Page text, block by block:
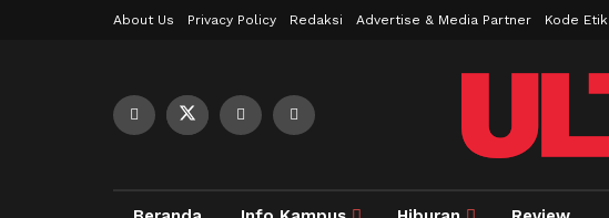
About Us Privacy Policy Redaksi Advertise & Media Partner Kode Etik